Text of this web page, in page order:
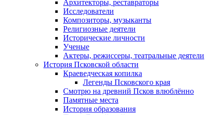
Архитекторы, реставраторы
Исследователи
Композиторы, музыканты
Религиозные деятели
Исторические личности
Ученые
Актеры, режиссеры, театральные деятели
История Псковской области
Краеведческая копилка
Легенды Псковского края
Смотрю на древний Псков влюблённо
Памятные места
История образования